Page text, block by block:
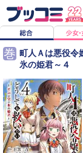
巻 町人Ａは悪役
氷の姫君～４